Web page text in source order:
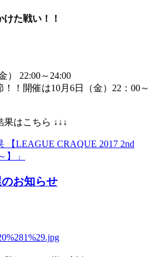
た戦い！！
） 22:00～24:00
！！開催は10月6日（金）22：00～
果はこちら ↓↓↓
【LEAGUE CRAQUE 2017 2nd
】」
お知らせ